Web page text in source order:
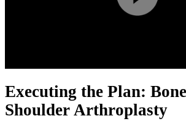
Executing the Plan:
Shoulder Arthroplasty